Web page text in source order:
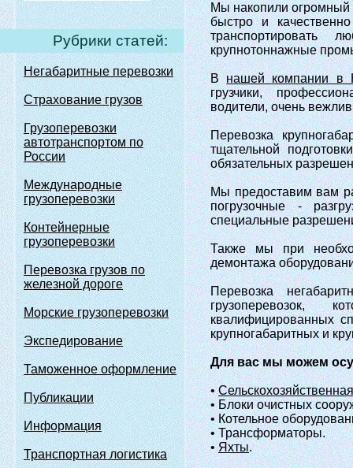
Рубрики статей:
Негабаритные перевозки
Страхование грузов
Грузоперевозки
автотранспортом по
России
Международные
грузоперевозки
Контейнерные
грузоперевозки
Перевозка грузов по
железной дороге
Морские грузоперевозки
Экспедирование
Таможенное оформление
Публикации
Информация
Транспортная логистика
Мы накопили огромный
быстро и
транспортировать
крупнотоннажные
Внашей компании в
грузчики,
водители, очень
Перевозка
тщательной
обязательных
Мы предоставим вам
погрузочные -
специальные
Также мы при
демонтажа
Перевозка
грузоперевозок,
квалифицированных
крупногабаритных и
Для вас мы можем
•Сельскохозяйственная
• Блоки очистных
• Котельное
• Трансформаторы.
•Яхты.